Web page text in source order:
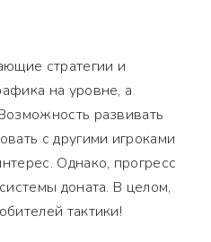
стратегии и
на уровне, а
развивать
с другими игроками
Однако, прогресс
доната. В целом,
тактики!